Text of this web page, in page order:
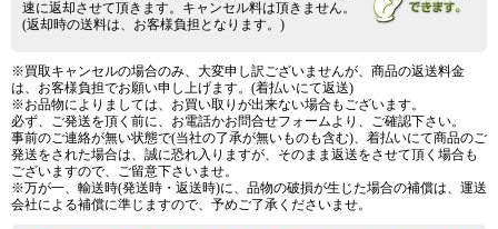
速に返却させて頂きます。キャンセル料は頂きません。
(返却時の送料は、お客様負担となります。)
※買取キャンセルの場合のみ、大変申し訳ございませんが、商品の返送料金
は、お客様負担でお願い申し上げます。(着払いにて返送)
※お品物によりましては、お買い取りが出来ない場合もございます。
必ず、ご発送を頂く前に、お電話かお問合せフォームより、ご確認下さい。
事前のご連絡が無い状態で(当社の了承が無いものも含む)、着払いにて商品のご
発送をされた場合は、誠に恐れ入りますが、そのまま返送をさせて頂く場合も
ございますので、ご留意下さいませ。
※万が一、輸送時(発送時・返送時)に、品物の破損が生じた場合の補償は、運送
会社による補償に準じますので、予めご了承くださいませ。